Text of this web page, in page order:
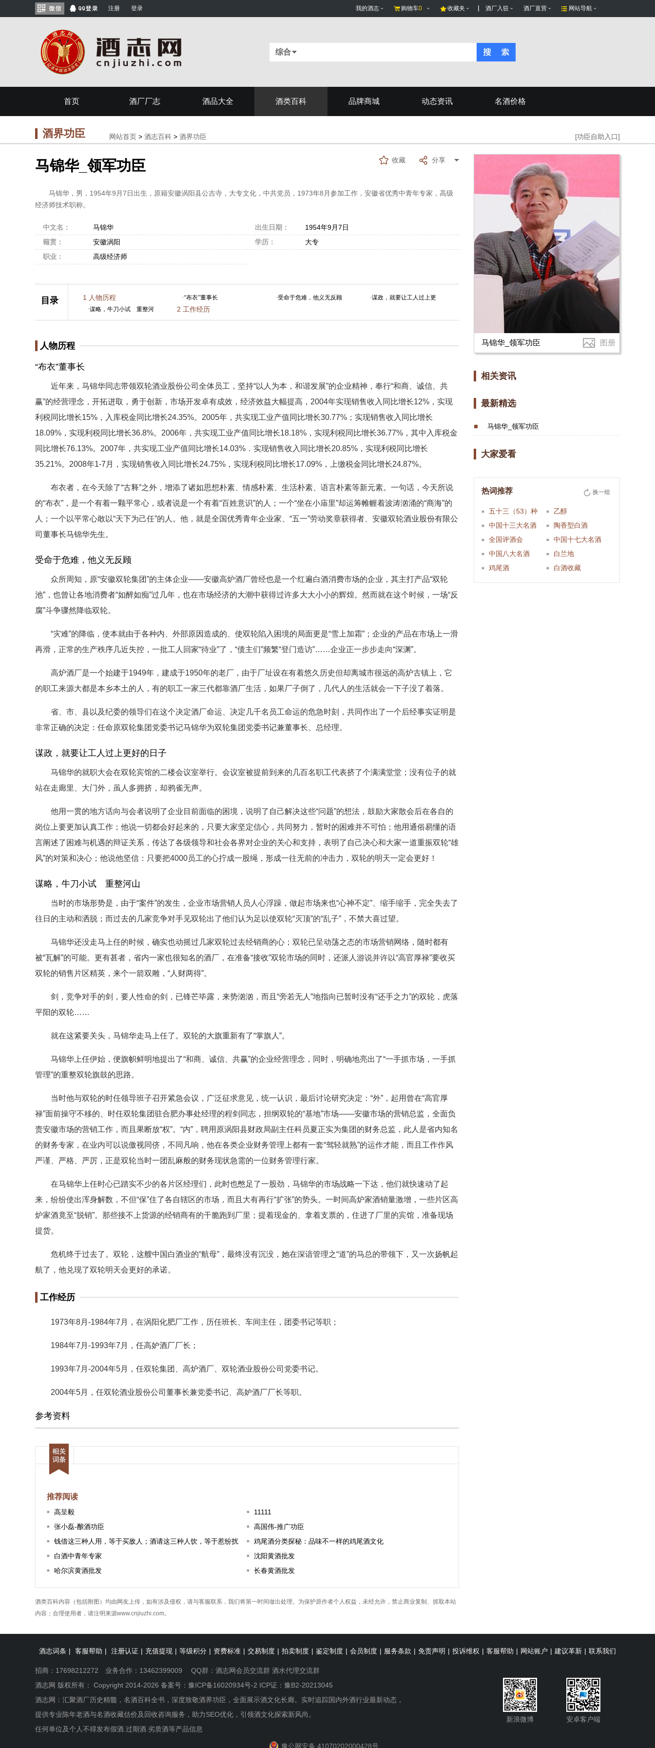
注册 登录 我的酒志 购物车0 收藏夹 酒厂入驻 酒厂直营 网站导航
综合
首页 酒厂厂志 酒品大全 酒类百科 品牌商城 动态资讯 名酒价格
酒界功臣 网站首页 > 酒志百科 > 酒界功臣 [功臣自助入口]
马锦华_领军功臣 收藏 分享
马锦华，男，1954年9月7日出生，原籍安徽涡阳县公吉寺，大专文化，中共党员，1973年8月参加工作，安徽省优秀中青年专家，高级
经济师技术职称。
中文名： 马锦华 出生日期：
1954年9月7日
籍贯：
安徽涡阳 学历：
大专
职业：
高级经济师
目录 1 人物历程 ·“布衣”董事长 ·受命于危难，他义无反顾 ·谋政，就要让工人过上更
·谋略，牛刀小试 重整河 2 工作经历
人物历程
“布衣”董事长
近年来，马锦华同志带领双轮酒业股份公司全体员工，坚持“以人为本，和谐发展”的企业精神，奉行“和商、诚信、共
赢”的经营理念，开拓进取，勇于创新，市场开发卓有成效，经济效益大幅提高，2004年实现销售收入同比增长12%，实现
利税同比增长15%，入库税金同比增长24.35%。2005年，共实现工业产值同比增长30.77%；实现销售收入同比增长
18.09%，实现利税同比增长36.8%。2006年，共实现工业产值同比增长18.18%，实现利税同比增长36.77%，其中入库税金
同比增长76.13%。2007年，共实现工业产值同比增长14.03%．实现销售收入同比增长20.85%，实现利税同比增长
35.21%。2008年1-7月，实现销售收入同比增长24.75%，实现利税同比增长17.09%，上缴税金同比增长24.87%。
布衣者，在今天除了“古释”之外，增添了诸如思想朴素、情感朴素、生活朴素、语言朴素等新元素。一句话，今天所说
的“布衣”，是一个有着一颗平常心，或者说是一个有着“百姓意识”的人；一个“坐在小庙里”却运筹帷幄着波涛汹涌的“商海”的
人；一个以平常心敢以“天下为己任”的人。他，就是全国优秀青年企业家、“五一”劳动奖章获得者、安徽双轮酒业股份有限公
司董事长马锦华先生。
受命于危难，他义无反顾
众所周知，原“安徽双轮集团”的主体企业——安徽高炉酒厂曾经也是一个红遍白酒消费市场的企业，其主打产品“双轮
池”，也曾让各地消费者“如醉如痴”过几年，也在市场经济的大潮中获得过许多大大小小的辉煌。然而就在这个时候，一场“反
腐”斗争骤然降临双轮。
“灾难”的降临，使本就由于各种内、外部原因造成的、使双轮陷入困境的局面更是“雪上加霜”；企业的产品在市场上一滑
再滑，正常的生产秩序几近失控，一批工人回家“待业”了，“债主们”频繁“登门造访”……企业正一步步走向“深渊”。
高炉酒厂是一个始建于1949年，建成于1950年的老厂，由于厂址设在有着悠久历史但却离城市很远的高炉古镇上，它
的职工来源大都是本乡本土的人，有的职工一家三代都靠酒厂生活，如果厂子倒了，几代人的生活就会一下子没了着落。
省、市、县以及纪委的领导们在这个决定酒厂命运、决定几千名员工命运的危急时刻，共同作出了一个后经事实证明是
非常正确的决定：任命原双轮集团党委书记马锦华为双轮集团党委书记兼董事长、总经理。
谋政，就要让工人过上更好的日子
马锦华的就职大会在双轮宾馆的二楼会议室举行。会议室被提前到来的几百名职工代表挤了个满满堂堂；没有位子的就
站在走廊里、大门外，虽人多拥挤，却鸦雀无声。
他用一贯的地方话向与会者说明了企业目前面临的困境，说明了自己解决这些“问题”的想法，鼓励大家散会后在各自的
岗位上要更加认真工作；他说一切都会好起来的，只要大家坚定信心，共同努力，暂时的困难并不可怕；他用通俗易懂的语
言阐述了困难与机遇的辩证关系，传达了各级领导和社会各界对企业的关心和支持，表明了自己决心和大家一道重振双轮“雄
风”的对策和决心；他说他坚信：只要把4000员工的心拧成一股绳，形成一往无前的冲击力，双轮的明天一定会更好！
谋略，牛刀小试 重整河山
当时的市场形势是，由于“案件”的发生，企业市场营销人员人心浮躁，做起市场来也“心神不定”、缩手缩手，完全失去了
往日的主动和洒脱；而过去的几家竞争对手见双轮出了他们认为足以使双轮“灭顶”的“乱子”，不禁大喜过望。
马锦华还没走马上任的时候，确实也动摇过几家双轮过去经销商的心；双轮已呈动荡之态的市场营销网络，随时都有
被“瓦解”的可能。更有甚者，省内一家也很知名的酒厂，在准备“接收”双轮市场的同时，还派人游说并许以“高官厚禄”要收买
双轮的销售片区精英，来个一箭双雕，“人财两得”。
剑，竞争对手的剑，要人性命的剑，已锋芒毕露，来势汹汹，而且“旁若无人”地指向已暂时没有“还手之力”的双轮，虎落
平阳的双轮……
就在这紧要关头，马锦华走马上任了。双轮的大旗重新有了“掌旗人”。
马锦华上任伊始，便旗帜鲜明地提出了“和商、诚信、共赢”的企业经营理念，同时，明确地亮出了“一手抓市场，一手抓
管理”的重整双轮旗鼓的思路。
当时他与双轮的时任领导班子召开紧急会议，广泛征求意见，统一认识，最后讨论研究决定：“外”，起用曾在“高官厚
禄”面前操守不移的、时任双轮集团驻合肥办事处经理的程剑同志，担纲双轮的“基地”市场——安徽市场的营销总监，全面负
责安徽市场的营销工作，而且果断放“权”。“内”，聘用原涡阳县财政局副主任科员夏正实为集团的财务总监，此人是省内知名
的财务专家，在业内可以说傲视同侪，不同凡响，他在各类企业财务管理上都有一套“驾轻就熟”的运作才能，而且工作作风
严谨、严格、严厉，正是双轮当时一团乱麻般的财务现状急需的一位财务管理行家。
在马锦华上任时心已踏实不少的各片区经理们，此时也憋足了一股劲，马锦华的市场战略一下达，他们就快速动了起
来，纷纷使出浑身解数，不但“保”住了各自辖区的市场，而且大有再行“扩张”的势头。一时间高炉家酒销量激增，一些片区高
炉家酒竟至“脱销”。那些接不上货源的经销商有的干脆跑到厂里；提着现金的、拿着支票的，住进了厂里的宾馆，准备现场
提货。
危机终于过去了。双轮，这艘中国白酒业的“航母”，最终没有沉没，她在深谙管理之“道”的马总的带领下，又一次扬帆起
航了，他兑现了双轮明天会更好的承诺。
工作经历
1973年8月-1984年7月，在涡阳化肥厂工作，历任班长、车间主任，团委书记等职；
1984年7月-1993年7月，任高妒酒厂厂长；
1993年7月-2004年5月，任双轮集团、高炉酒厂、双轮酒业股份公司党委书记。
2004年5月，任双轮酒业股份公司董事长兼党委书记、高妒酒厂厂长等职。
参考资料
推荐阅读
高呈毅
11111
张小磊-酿酒功臣
高国伟-推广功臣
钱借这三种人用，等于买敌人；酒请这三种人饮，等于惹纷扰
鸡尾酒分类探秘：品味不一样的鸡尾酒文化
白酒中青年专家
沈阳黄酒批发
哈尔滨黄酒批发
长春黄酒批发
酒类百科内容（包括附图）均由网友上传，如有涉及侵权，请与客服联系，我们将第一时间做出处理。为保护原作者个人权益，未经允许，禁止商业复制、抓取本站
内容；合理使用者，请注明来源www.cnjiuzhi.com。
马锦华_领军功臣 图册
相关资讯
最新精选
马锦华_领军功臣
大家爱看
换一组
热词推荐
五十三（53）种
乙醇
中国十三大名酒
陶香型白酒
全国评酒会
中国十七大名酒
中国八大名酒
白兰地
鸡尾酒
白酒收藏
酒志词条 | 客服帮助 | 注册认证 | 充值提现 | 等级积分 | 资费标准 | 交易制度 | 拍卖制度 | 鉴定制度 | 会员制度 | 服务条款 | 免责声明 | 投诉维权 | 客服帮助 | 网站账户 | 建议革新 | 联系我们
招商：17698212272 业务合作：13462399009 QQ群： 酒志网会员交流群 酒水代理交流群
酒志网 版权所有： Copyright 2014-2026 备案号： 豫ICP备16020934号-2 ICP证：豫B2-20213045
酒志网：汇聚酒厂历史精髓，名酒百科全书，深度致敬酒界功臣，全面展示酒文化长廊。实时追踪国内外酒行业最新动态，
提供专业陈年老酒与名酒收藏估价及回收咨询服务，助力SEO优化，引领酒文化探索新风尚。
任何单位及个人不得发布假酒.过期酒.劣质酒等产品信息
新浪微博 安卓客户端
豫公网安备 41070202000428号